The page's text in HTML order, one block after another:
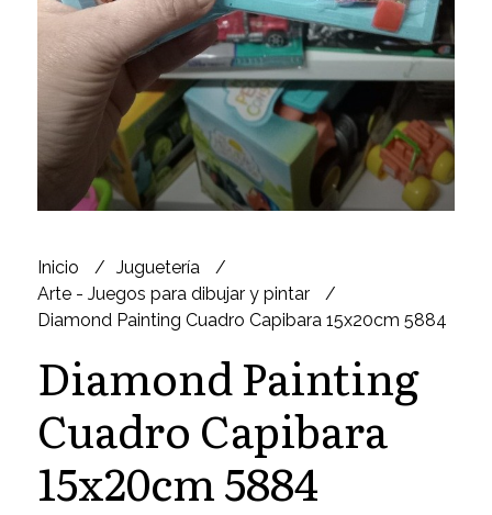
Inicio
Juguetería
Arte - Juegos para dibujar y pintar
Diamond Painting Cuadro Capibara 15x20cm 5884
Diamond Painting
Cuadro Capibara
15x20cm 5884